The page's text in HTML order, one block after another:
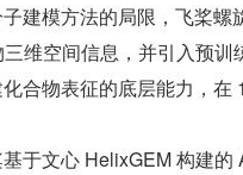
建模方法的局限，飞桨螺
维空间信息，并引入预训
合物表征的底层能力，在
于文心 HelixGEM 构建的